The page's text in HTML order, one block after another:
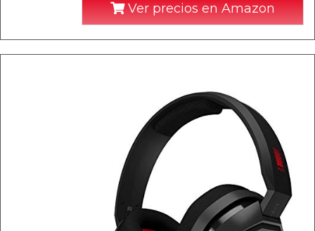
Ver precios en Amazon